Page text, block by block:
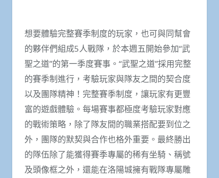
想要體驗完整賽季制度的玩家，也可與同幫會
的夥伴們組成5人戰隊，於本週五開始參加“武
聖之道”的第一季度賽事。“武聖之道”採用完整
的賽季制進行，考驗玩家與隊友之間的契合度
以及團隊精神！完整賽季制度，讓玩家有更豐
富的遊戲體驗。每場賽事都極度考驗玩家對應
的戰術策略，除了隊友間的職業搭配要到位之
外，團隊的默契與合作也格外重要。最終勝出
的隊伍除了能獲得賽季專屬的稀有坐騎、稱號
及頭像框之外，還能在洛陽城擁有戰隊專屬雕